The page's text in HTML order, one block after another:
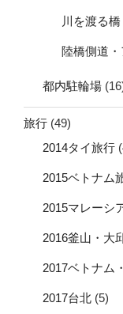
川を渡る橋
陸橋側道
都内駐輪場
旅行 (49)
2014タイ旅行
2015ベトナム
2015マレーシ
2016釜山・大
2017ベトナム
2017台北 (5)